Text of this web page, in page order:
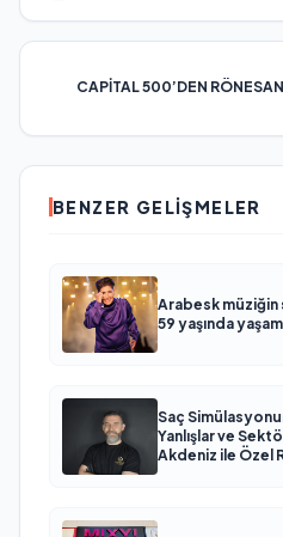
CAPİTAL 500’DEN
BENZER GELIŞMELER
Arabesk müziğin
59 yaşında
Saç
Yanlışlar ve
Akdeniz ile Özel